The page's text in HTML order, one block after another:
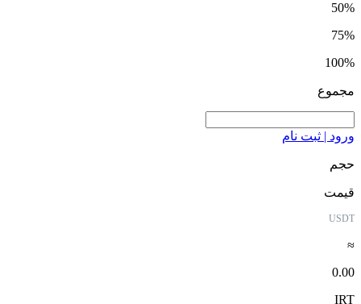
50%
75%
100%
مجموع
ورود | ثبت نام
حجم
قیمت
USDT
≈
0.00
IRT